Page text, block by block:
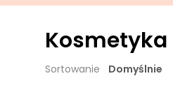
Kosmetyka
Sortowanie Domyślnie